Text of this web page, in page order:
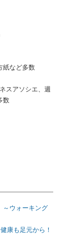
紙など多数
スアソシエ、週
数
～ウォーキング
康も足元から！